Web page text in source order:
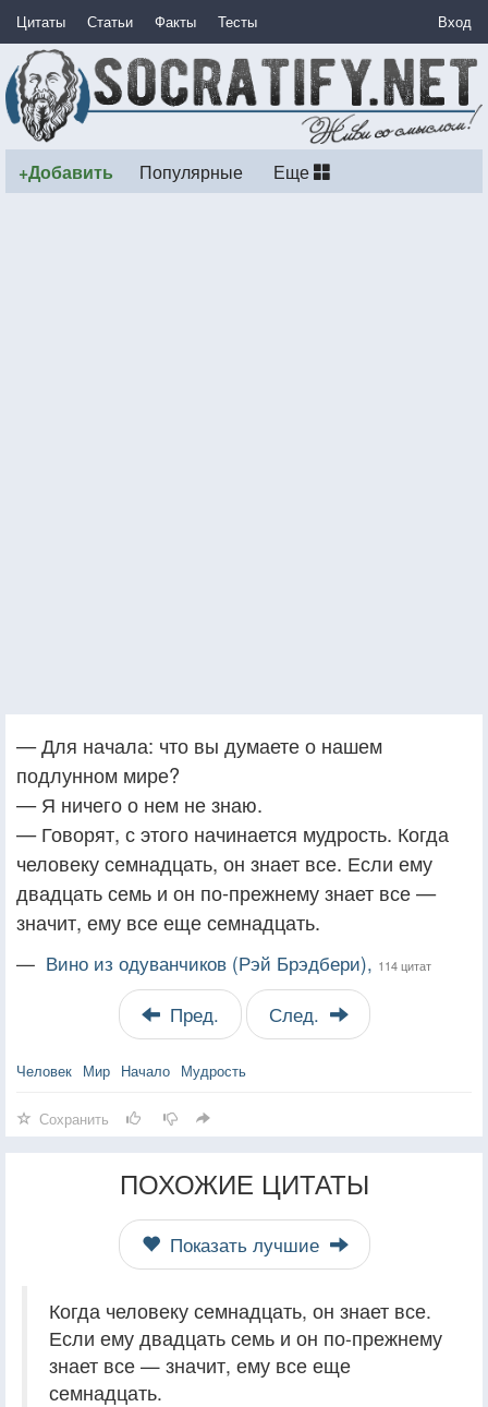
Цитаты Статьи Факты Тесты Вход
+Добавить Популярные Еще
— Для начала: что вы думаете о нашем
подлунном мире?
— Я ничего о нем не знаю.
— Говорят, с этого начинается мудрость. Когда
человеку семнадцать, он знает все. Если ему
двадцать семь и он по-прежнему знает все —
значит, ему все еще семнадцать.
— Вино из одуванчиков (Рэй Брэдбери), 114 цитат
Пред. След.
Человек Мир Начало Мудрость
Сохранить
ПОХОЖИЕ ЦИТАТЫ
Показать лучшие
Когда человеку семнадцать, он знает все.
Если ему двадцать семь и он по-прежнему
знает все — значит, ему все еще
семнадцать.